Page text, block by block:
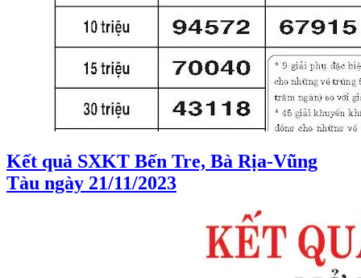
Kết quả SXKT Bến Tre, Bà Rịa-Vũng
Tàu ngày 21/11/2023